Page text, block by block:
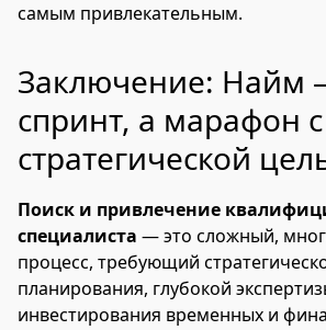
самым привлекательным.
Заключение: Найм
спринт, а марафон с
стратегической
Поиск и привлечение
специалиста — это сложный,
процесс, требующий
планирования, глубокой
инвестирования временных и